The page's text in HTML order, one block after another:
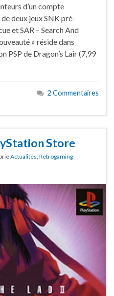
d’un compte
deux jeux SNK pré-
et SAR – Search And
» réside dans
PSP de Dragon’s Lair (7,99
2 Commentaires
Store
Actualités Retrogaming